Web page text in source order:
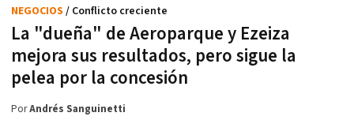
La "dueña" de Aeroparque y Ezeiza
mejora sus resultados, pero sigue la
pelea por la concesión
NEGOCIOS / Conflicto creciente
PorAndrés Sanguinetti